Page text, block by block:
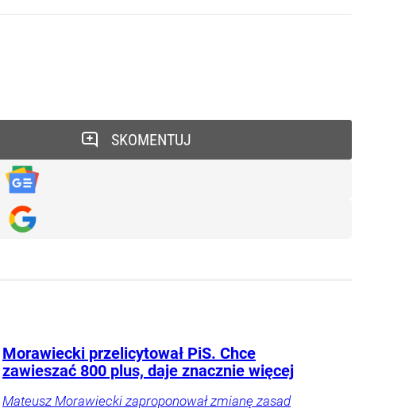
SKOMENTUJ
Morawiecki przelicytował PiS. Chce
zawieszać 800 plus, daje znacznie więcej
Mateusz Morawiecki zaproponował zmianę zasad